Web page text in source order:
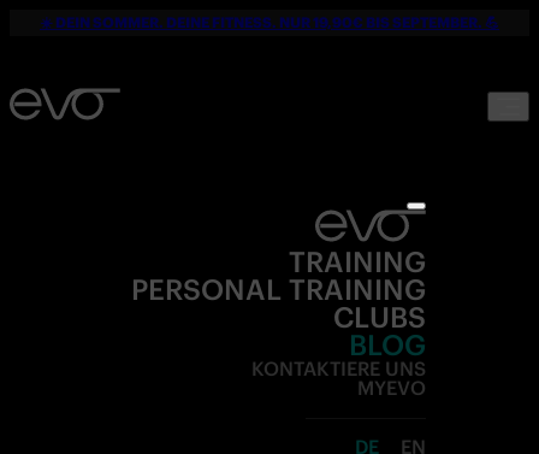
☀️ DEIN SOMMER. DEINE FITNESS. NUR 19,90€ BIS SEPTEMBER. 💪
TRAINING
PERSONAL TRAINING
CLUBS
BLOG
KONTAKTIERE UNS
MYEVO
DE EN